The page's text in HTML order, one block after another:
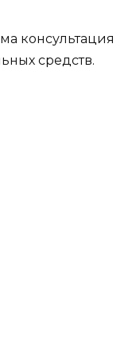
консультация
средств.